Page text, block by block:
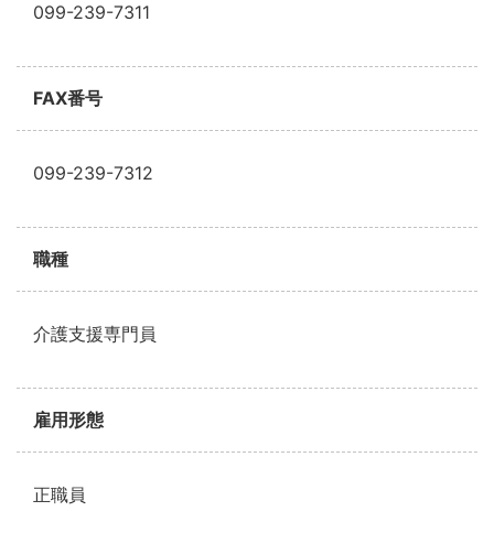
099-239-7311
FAX番号
099-239-7312
職種
介護支援専門員
雇用形態
正職員